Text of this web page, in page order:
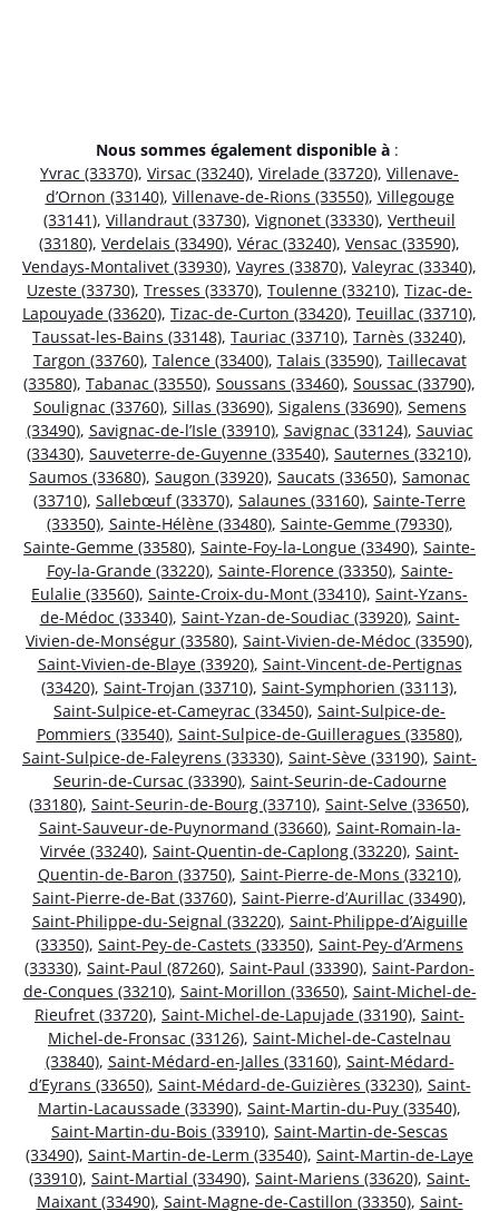
Nous sommes également disponible à :
Yvrac (33370), Virsac (33240), Virelade (33720), Villenave-
d’Ornon (33140), Villenave-de-Rions (33550), Villegouge
(33141), Villandraut (33730), Vignonet (33330), Vertheuil
(33180), Verdelais (33490), Vérac (33240), Vensac (33590),
Vendays-Montalivet (33930), Vayres (33870), Valeyrac (33340),
Uzeste (33730), Tresses (33370), Toulenne (33210), Tizac-de-
Lapouyade (33620), Tizac-de-Curton (33420), Teuillac (33710),
Taussat-les-Bains (33148), Tauriac (33710), Tarnès (33240),
Targon (33760), Talence (33400), Talais (33590), Taillecavat
(33580), Tabanac (33550), Soussans (33460), Soussac (33790),
Soulignac (33760), Sillas (33690), Sigalens (33690), Semens
(33490), Savignac-de-l’Isle (33910), Savignac (33124), Sauviac
(33430), Sauveterre-de-Guyenne (33540), Sauternes (33210),
Saumos (33680), Saugon (33920), Saucats (33650), Samonac
(33710), Sallebœuf (33370), Salaunes (33160), Sainte-Terre
(33350), Sainte-Hélène (33480), Sainte-Gemme (79330),
Sainte-Gemme (33580), Sainte-Foy-la-Longue (33490), Sainte-
Foy-la-Grande (33220), Sainte-Florence (33350), Sainte-
Eulalie (33560), Sainte-Croix-du-Mont (33410), Saint-Yzans-
de-Médoc (33340), Saint-Yzan-de-Soudiac (33920), Saint-
Vivien-de-Monségur (33580), Saint-Vivien-de-Médoc (33590),
Saint-Vivien-de-Blaye (33920), Saint-Vincent-de-Pertignas
(33420), Saint-Trojan (33710), Saint-Symphorien (33113),
Saint-Sulpice-et-Cameyrac (33450), Saint-Sulpice-de-
Pommiers (33540), Saint-Sulpice-de-Guilleragues (33580),
Saint-Sulpice-de-Faleyrens (33330), Saint-Sève (33190), Saint-
Seurin-de-Cursac (33390), Saint-Seurin-de-Cadourne
(33180), Saint-Seurin-de-Bourg (33710), Saint-Selve (33650),
Saint-Sauveur-de-Puynormand (33660), Saint-Romain-la-
Virvée (33240), Saint-Quentin-de-Caplong (33220), Saint-
Quentin-de-Baron (33750), Saint-Pierre-de-Mons (33210),
Saint-Pierre-de-Bat (33760), Saint-Pierre-d’Aurillac (33490),
Saint-Philippe-du-Seignal (33220), Saint-Philippe-d’Aiguille
(33350), Saint-Pey-de-Castets (33350), Saint-Pey-d’Armens
(33330), Saint-Paul (87260), Saint-Paul (33390), Saint-Pardon-
de-Conques (33210), Saint-Morillon (33650), Saint-Michel-de-
Rieufret (33720), Saint-Michel-de-Lapujade (33190), Saint-
Michel-de-Fronsac (33126), Saint-Michel-de-Castelnau
(33840), Saint-Médard-en-Jalles (33160), Saint-Médard-
d’Eyrans (33650), Saint-Médard-de-Guizières (33230), Saint-
Martin-Lacaussade (33390), Saint-Martin-du-Puy (33540),
Saint-Martin-du-Bois (33910), Saint-Martin-de-Sescas
(33490), Saint-Martin-de-Lerm (33540), Saint-Martin-de-Laye
(33910), Saint-Martial (33490), Saint-Mariens (33620), Saint-
Maixant (33490), Saint-Magne-de-Castillon (33350), Saint-